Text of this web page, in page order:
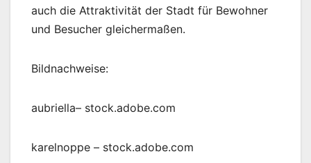
auch die Attraktivität der Stadt für Bewohner
und Besucher gleichermaßen.
Bildnachweise:
aubriella– stock.adobe.com
karelnoppe – stock.adobe.com